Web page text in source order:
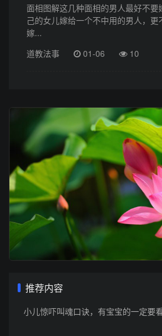
面相图解这几种面相的男人最好不要
己的女儿嫁给一个不中用的男人，
嫁...
道教法事
01-06 10
推荐内容
小儿惊吓叫魂口诀，有宝宝的一定要